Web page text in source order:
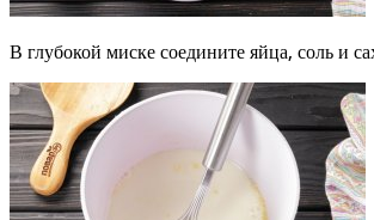
В глубокой миске соедините яйца, соль и